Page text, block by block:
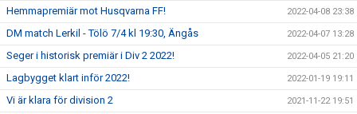
Hemmapremiär mot Husqvarna FF! 2022-04-08 23:38
DM match Lerkil - Tölö 7/4 kl 19:30, Ängås 2022-04-07 13:28
Seger i historisk premiär i Div 2 2022! 2022-04-05 21:20
Lagbygget klart inför 2022! 2022-01-19 19:11
Vi är klara för division 2 2021-11-22 19:51